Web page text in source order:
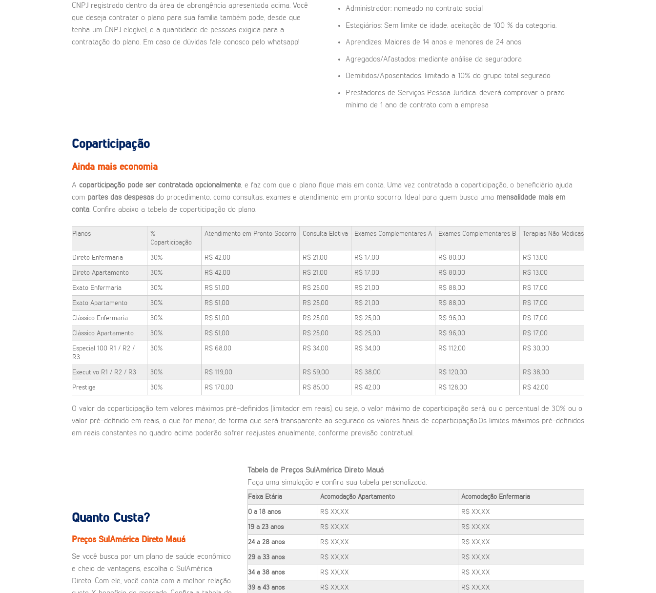
CNPJ registrado dentro da área de abrangência apresentada acima. Você
que deseja contratar o plano para sua família também pode, desde que
tenha um CNPJ elegível, e a quantidade de pessoas exigida para a
contratação do plano. Em caso de dúvidas fale conosco pelo whatsapp!
Administrador: nomeado no contrato social
Estagiários: Sem limite de idade, aceitação de 100 % da categoria.
Aprendizes: Maiores de 14 anos e menores de 24 anos
Agregados/Afastados: mediante análise da seguradora
Demitidos/Aposentados: limitado a 10% do grupo total segurado
Prestadores de Serviços Pessoa Jurídica: deverá comprovar o prazo
mínimo de 1 ano de contrato com a empresa
Coparticipação
Ainda mais economia
A coparticipação pode ser contratada opcionalmente, e faz com que o plano fique mais em conta. Uma vez contratada a coparticipação, o beneficiário ajuda
com partes das despesasdo procedimento, como consultas, exames e atendimento em pronto socorro. Ideal para quem busca uma mensalidade mais em
conta. Confira abaixo a tabela de coparticipação do plano.
Planos
%
Coparticipação
Atendimento em Pronto Socorro Consulta Eletiva Exames Complementares A Exames Complementares B Terapias Não Médicas
Direto Enfermaria 30% R$ 42,00 R$ 21,00 R$ 17,00 R$ 80,00 R$ 13,00
Direto Apartamento 30% R$ 42,00 R$ 21,00 R$ 17,00 R$ 80,00 R$ 13,00
Exato Enfermaria 30% R$ 51,00 R$ 25,00 R$ 21,00 R$ 88,00 R$ 17,00
Exato Apartamento 30% R$ 51,00 R$ 25,00 R$ 21,00 R$ 88,00 R$ 17,00
Clássico Enfermaria 30% R$ 51,00 R$ 25,00 R$ 25,00 R$ 96,00 R$ 17,00
Clássico Apartamento 30% R$ 51,00 R$ 25,00 R$ 25,00 R$ 96,00 R$ 17,00
Especial 100 R1 / R2 /
R3
30% R$ 68,00 R$ 34,00 R$ 34,00 R$ 112,00 R$ 30,00
Executivo R1 / R2 / R3 30% R$ 119,00 R$ 59,00 R$ 38,00 R$ 120,00 R$ 38,00
Prestige 30% R$ 170,00 R$ 85,00 R$ 42,00 R$ 128,00 R$ 42,00
O valor da coparticipação tem valores máximos pré-definidos (limitador em reais), ou seja, o valor máximo de coparticipação será, ou o percentual de 30% ou o
valor pré-definido em reais, o que for menor, de forma que será transparente ao segurado os valores finais de coparticipação.Os limites máximos pré-definidos
em reais constantes no quadro acima poderão sofrer reajustes anualmente, conforme previsão contratual.
Quanto Custa?
Preços SulAmérica Direto Mauá
Se você busca por um plano de saúde econômico
e cheio de vantagens, escolha o SulAmérica
Direto. Com ele, você conta com a melhor relação
Tabela de Preços SulAmérica Direto Mauá
Faça uma simulação e confira sua tabela personalizada.
Faixa Etária Acomodação Apartamento Acomodação Enfermaria
0 a 18 anos R$ XX,XX R$ XX,XX
19 a 23 anos R$ XX,XX R$ XX,XX
24 a 28 anos R$ XX,XX R$ XX,XX
29 a 33 anos R$ XX,XX R$ XX,XX
34 a 38 anos R$ XX,XX R$ XX,XX
39 a 43 anos R$ XX,XX R$ XX,XX